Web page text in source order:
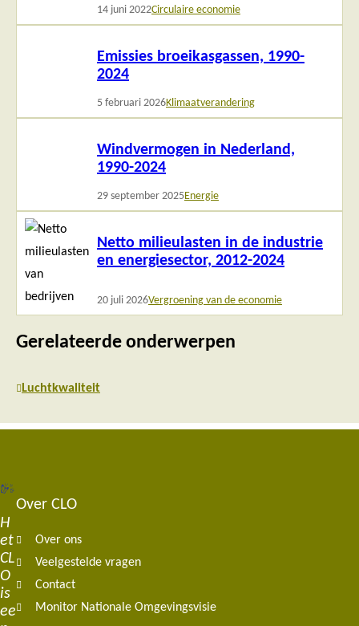
14 juni 2022Circulaire economie
Emissies broeikasgassen, 1990-
2024
5 februari 2026Klimaatverandering
Windvermogen in Nederland,
1990-2024
29 september 2025Energie
Netto milieulasten in de industrie
en energiesector, 2012-2024
20 juli 2026Vergroening van de economie
Lees
meer
Gerelateerde onderwerpen
Luchtkwaliteit
H
et
CL
O
is
ee
Footer
navigation
Over CLO
Over ons
Veelgestelde vragen
Contact
Monitor Nationale Omgevingsvisie